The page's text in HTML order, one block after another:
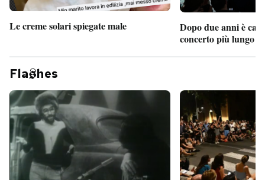
Le creme solari spiegate male
Dopo due anni è
concerto più lungo
Fla hes